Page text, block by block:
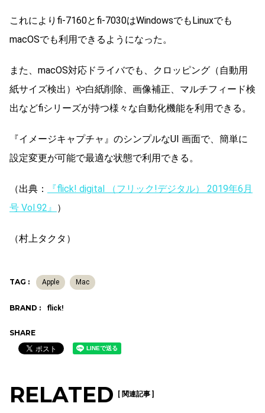
これによりfi-7160とfi-7030はWindowsでもLinuxでも
macOSでも利用できるようになった。
また、macOS対応ドライバでも、クロッピング（自動用
紙サイズ検出）や白紙削除、画像補正、マルチフィード検
出などfiシリーズが持つ様々な自動化機能を利用できる。
『イメージキャプチャ』のシンプルなUI 画面で、簡単に
設定変更が可能で最適な状態で利用できる。
（出典：
『flick! digital （フリック!デジタル） 2019年6月
号 Vol.92』 ）
（村上タクタ）
TAG : Apple Mac
BRAND : flick!
SHARE
RELATED [ 関連記事 ]